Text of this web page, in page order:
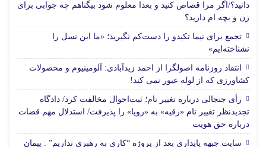
دانید؟/اگر مرا قصاص کنید و بعدا معلوم شود بیگناهم چه جوابی برای
زن و بچه ام دارید؟
تجمع برای نیما تکیدو را دست‌کم نگیرید؛ «ما این نسل را
نشناخته‌ایم»
انتقاد روزنامه اصولگرا از احمد زیدآبادی: آلومینیوم و محصولات
کشاورزی که از لوله عبور نمی کند!
رأی جنجالی درباره تغییر نام؛ ثبت‌احوال مخالفت کرد/ دادگاه
تجدیدنظر تغییر نام «رقیه» به «رویا» را پذیرفت/ استدلال مهم قضات
درباره حق هویت
سایت جبهه پایداری بعد از پروژه “کاری به رهبری نداریم” : پیمان